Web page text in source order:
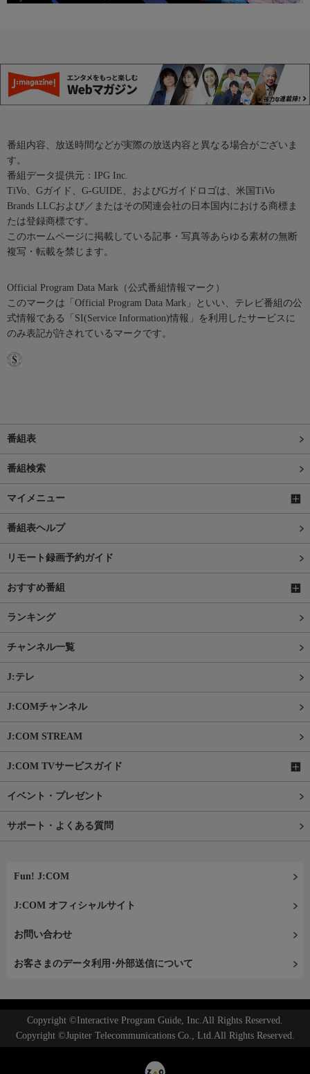
番組内容、放送時間などが実際の放送内容と異なる場合がございま
す。
番組データ提供元：IPG Inc.
TiVo、Gガイド、G-GUIDE、およびGガイドロゴは、米国TiVo
Brands LLCおよび／またはその関連会社の日本国内における商標ま
たは登録商標です。
このホームページに掲載している記事・写真等あらゆる素材の無断
複写・転載を禁じます。
Official Program Data Mark（公式番組情報マーク）
このマークは「Official Program Data Mark」といい、テレビ番組の公
式情報である「SI(Service Information)情報」を利用したサービスに
のみ表記が許されているマークです。
番組表
番組検索
マイメニュー
番組表ヘルプ
リモート録画予約ガイド
おすすめ番組
ランキング
チャンネル一覧
J:テレ
J:COMチャンネル
J:COM STREAM
J:COM TVサービスガイド
イベント・プレゼント
サポート・よくある質問
Fun! J:COM
J:COM オフィシャルサイト
お問い合わせ
お客さまのデータ利用･外部送信について
Copyright ©Interactive Program Guide, Inc.All Rights Reserved.
Copyright ©Jupiter Telecommunications Co., Ltd.All Rights Reserved.